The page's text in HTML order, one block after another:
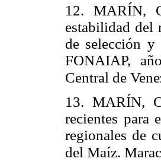
12. MARÍN,
estabilidad del
de selección y
FONAIAP,
Central de
13. MARÍN,
recientes para
regionales de
del Maíz.